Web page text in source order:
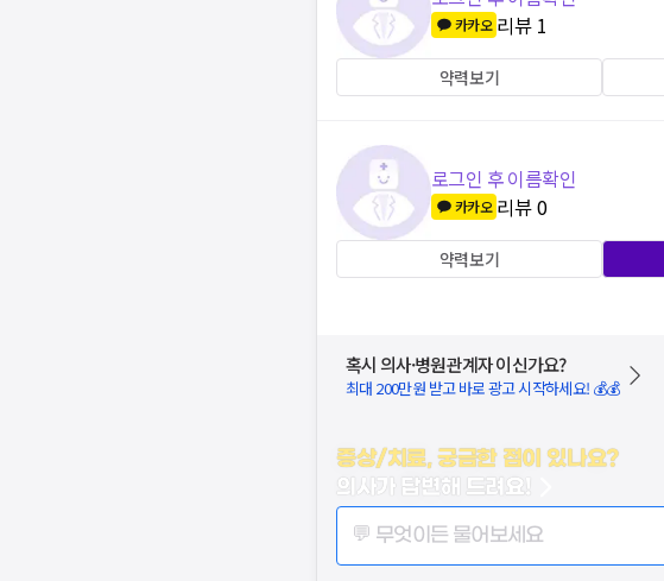
카카오 리뷰 1
약력보기
로그인 후 이름확인
카카오 리뷰0
약력보기
혹시 의사·병원관계자 이신가요?
최대 200만원 받고 바로 광고 시작하세요! 💰💰
증상/치료, 궁금한 점이 있나요?
의사가 답변해 드려요!
💬 무엇이든 물어보세요